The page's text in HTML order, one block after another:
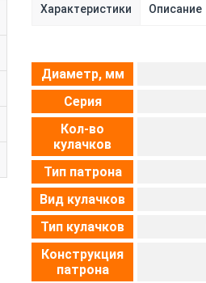
Характеристики Описание
Диаметр, мм
Серия
Кол-во
кулачков
Тип патрона
Вид кулачков
Тип кулачков
Конструкция
патрона